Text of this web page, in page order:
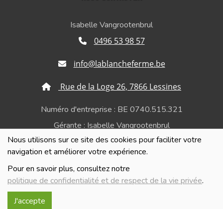
Nous utilisons sur ce site des cookies pour faciliter votre
navigation et améliorer votre expérience.
Pour en savoir plus, consultez notre
politique de confidentialité et de respect de la vie privée.
J'accepte
Isabelle Vangrootenbrul
0496 53 98 57
info@lablancheferme.be
Rue de la Loge 26, 7866 Lessines
Numéro d'entreprise : BE 0740.515.321
Gérante : Isabelle Vangrootenbrul
Politique de confidentialité et de respect de la vie
privée